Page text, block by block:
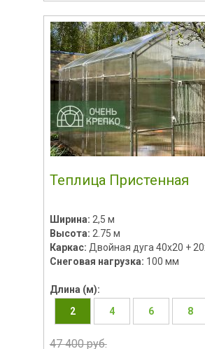
Теплица Пристенная
Ширина: 2,5 м
Высота: 2.75 м
Каркас: Двойная дуга 40х20 +
Снеговая нагрузка: 100 мм
Длина (м):
2
4 6 8
47 400 руб.